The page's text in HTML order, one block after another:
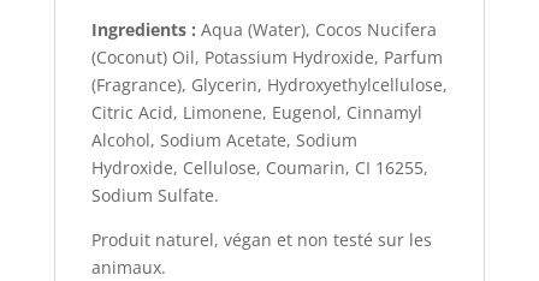
Ingredients : Aqua (Water), Cocos Nucifera
(Coconut) Oil, Potassium Hydroxide, Parfum
(Fragrance), Glycerin, Hydroxyethylcellulose,
Citric Acid, Limonene, Eugenol, Cinnamyl
Alcohol, Sodium Acetate, Sodium
Hydroxide, Cellulose, Coumarin, CI 16255,
Sodium Sulfate.
Produit naturel, végan et non testé sur les
animaux.